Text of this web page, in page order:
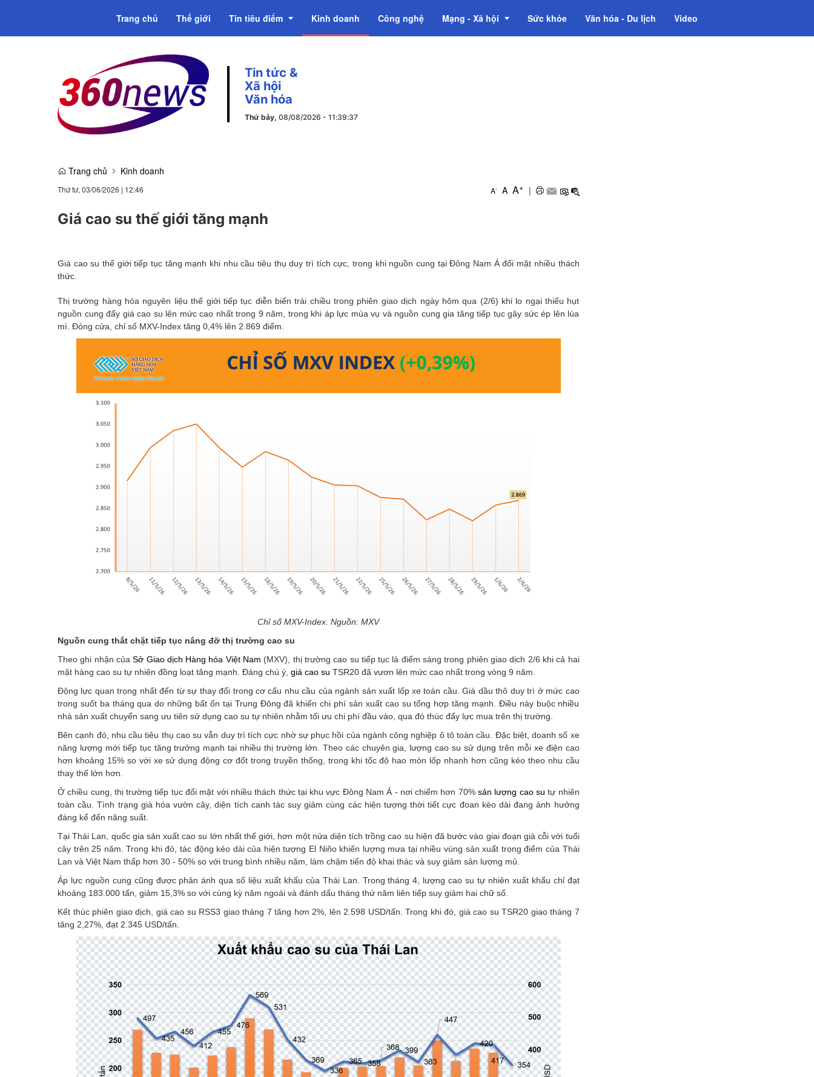
Trang chủ Thế giới Tin tiêu điểm
Emagazine
Kinh doanh Công nghệ Mạng - Xã hội Sức khỏe Văn hóa - Du lịch Video
Tin tức &
Xã hội
Văn hóa
Thứ bảy, 08/08/2026 - 11:39:38
Trang chủ Kinh doanh
Thứ tư, 03/06/2026 | 12:46 A- A A+ |
Giá cao su thế giới tăng mạnh
Giá cao su thế giới tiếp tục tăng mạnh khi nhu cầu tiêu thụ duy trì tích cực, trong khi nguồn cung tại Đông Nam Á đối mặt nhiều thách
thức.
Thị trường hàng hóa nguyên liệu thế giới tiếp tục diễn biến trái chiều trong phiên giao dịch ngày hôm qua (2/6) khi lo ngại thiếu hụt
nguồn cung đẩy giá cao su lên mức cao nhất trong 9 năm, trong khi áp lực mùa vụ và nguồn cung gia tăng tiếp tục gây sức ép lên lúa
mì. Đóng cửa, chỉ số MXV-Index tăng 0,4% lên 2.869 điểm.
Chỉ số MXV-Index. Nguồn: MXV
Nguồn cung thắt chặt tiếp tục nâng đỡ thị trường cao su
Theo ghi nhận củaSở Giao dịch Hàng hóa Việt Nam (MXV), thị trường cao su tiếp tục là điểm sáng trong phiên giao dịch 2/6 khi cả hai
mặt hàng cao su tự nhiên đồng loạt tăng mạnh. Đáng chú ý, giá cao su TSR20 đã vươn lên mức cao nhất trong vòng 9 năm.
Động lực quan trọng nhất đến từ sự thay đổi trong cơ cấu nhu cầu của ngành sản xuất lốp xe toàn cầu. Giá dầu thô duy trì ở mức cao
trong suốt ba tháng qua do những bất ổn tại Trung Đông đã khiến chi phí sản xuất cao su tổng hợp tăng mạnh. Điều này buộc nhiều
nhà sản xuất chuyển sang ưu tiên sử dụng cao su tự nhiên nhằm tối ưu chi phí đầu vào, qua đó thúc đẩy lực mua trên thị trường.
Bên cạnh đó, nhu cầu tiêu thụ cao su vẫn duy trì tích cực nhờ sự phục hồi của ngành công nghiệp ô tô toàn cầu. Đặc biệt, doanh số xe
năng lượng mới tiếp tục tăng trưởng mạnh tại nhiều thị trường lớn. Theo các chuyên gia, lượng cao su sử dụng trên mỗi xe điện cao
hơn khoảng 15% so với xe sử dụng động cơ đốt trong truyền thống, trong khi tốc độ hao mòn lốp nhanh hơn cũng kéo theo nhu cầu
thay thế lớn hơn.
Ở chiều cung, thị trường tiếp tục đối mặt với nhiều thách thức tại khu vực Đông Nam Á - nơi chiếm hơn 70%sản lượng cao su tự nhiên
toàn cầu. Tình trạng già hóa vườn cây, diện tích canh tác suy giảm cùng các hiện tượng thời tiết cực đoan kéo dài đang ảnh hưởng
đáng kể đến năng suất.
Tại Thái Lan, quốc gia sản xuất cao su lớn nhất thế giới, hơn một nửa diện tích trồng cao su hiện đã bước vào giai đoạn già cỗi với tuổi
cây trên 25 năm. Trong khi đó, tác động kéo dài của hiện tượng El Niño khiến lượng mưa tại nhiều vùng sản xuất trọng điểm của Thái
Lan và Việt Nam thấp hơn 30 - 50% so với trung bình nhiều năm, làm chậm tiến độ khai thác và suy giảm sản lượng mủ.
Áp lực nguồn cung cũng được phản ánh qua số liệu xuất khẩu của Thái Lan. Trong tháng 4, lượng cao su tự nhiên xuất khẩu chỉ đạt
khoảng 183.000 tấn, giảm 15,3% so với cùng kỳ năm ngoái và đánh dấu tháng thứ năm liên tiếp suy giảm hai chữ số.
Kết thúc phiên giao dịch, giá cao su RSS3 giao tháng 7 tăng hơn 2%, lên 2.598 USD/tấn. Trong khi đó, giá cao su TSR20 giao tháng 7
tăng 2,27%, đạt 2.345 USD/tấn.